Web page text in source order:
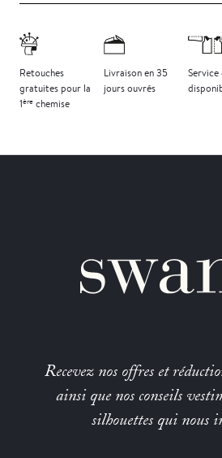
Retouches
gratuites pour la
1ère chemise
Livraison en 35
jours ouvrés
Service
Recevez nos offres et
ainsi que nos conseils
silhouettes qui nous